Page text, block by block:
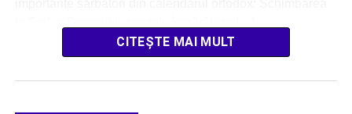
CITEȘTE MAI MULT